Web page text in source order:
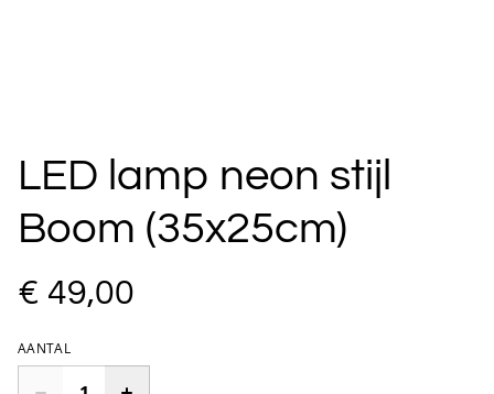
LED lamp neon stijl
Boom (35x25cm)
€ 49,00
AANTAL